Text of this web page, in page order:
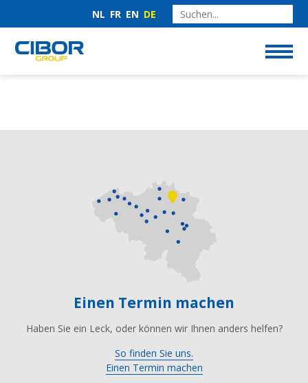
NL FR EN DE
Einen Termin machen
Haben Sie ein Leck, oder können wir Ihnen anders helfen?
So finden Sie uns.
Einen Termin machen